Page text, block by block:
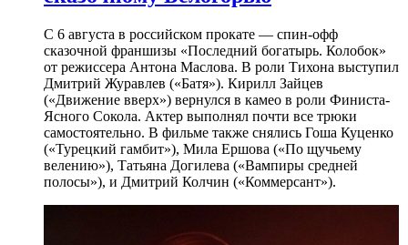
С 6 августа в российском прокате — спин-офф
сказочной франшизы «Последний богатырь. Колобок»
от режиссера Антона Маслова. В роли Тихона выступил
Дмитрий Журавлев («Батя»). Кирилл Зайцев
(«Движение вверх») вернулся в камео в роли Финиста-
Ясного Сокола. Актер выполнял почти все трюки
самостоятельно. В фильме также снялись Гоша Куценко
(«Турецкий гамбит»), Мила Ершова («По щучьему
велению»), Татьяна Догилева («Вампиры средней
полосы»), и Дмитрий Колчин («Коммерсант»).